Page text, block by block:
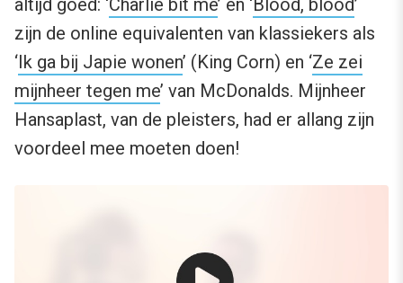
altijd goed: ‘Charlie bit me’ en ‘Blood, blood’
zijn de online equivalenten van klassiekers als
‘Ik ga bij Japie wonen’ (King Corn) en ‘Ze zei
mijnheer tegen me’ van McDonalds. Mijnheer
Hansaplast, van de pleisters, had er allang zijn
voordeel mee moeten doen!